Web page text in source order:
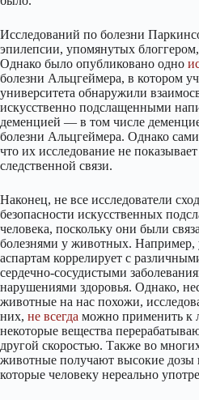
Исследований по болезни
эпилепсии, упомянутых
Однако было опубликовано одно
болезни Альцгеймера, в котором
университета обнаружили
искусственно подслащенными
деменцией — в том числе
болезни Альцгеймера. Однако
что их исследование не
следственной связи.
Наконец, не все исследователи
безопасности искусственных
человека, поскольку они были
болезнями у животных.
аспартам коррелирует с
сердечно-сосудистыми
нарушениями здоровья. Однако,
животные на нас похожи,
них, не всегда можно применить к
некоторые вещества
другой скоростью. Также во
животные получают высокие дозы
которые человеку нереально